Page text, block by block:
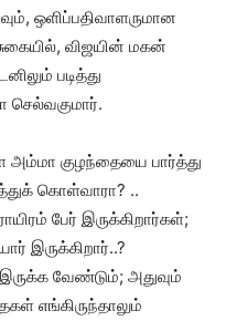
ஒளிப்பதிவாளருமான
விஜயின் மகன்
படித்து
செல்வகுமார்.
அம்மா குழந்தையை பார்த்து
கொள்வாரா? ..
பேர் இருக்கிறார்கள்;
இருக்கிறார்..?
வேண்டும்; அதுவும்
எங்கிருந்தாலும்